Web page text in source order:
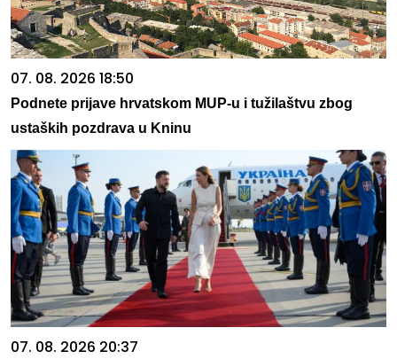
07. 08. 2026 18:50
Podnete prijave hrvatskom MUP-u i tužilaštvu zbog
ustaških pozdrava u Kninu
07. 08. 2026 20:37